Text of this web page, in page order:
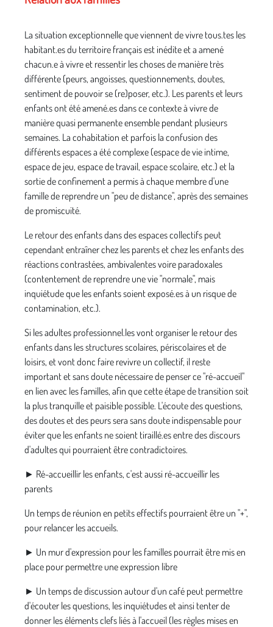
La situation exceptionnelle que viennent de vivre tous.tes les
habitant.es du territoire français est inédite et a amené
chacun.e à vivre et ressentir les choses de manière très
différente (peurs, angoisses, questionnements, doutes,
sentiment de pouvoir se (re)poser, etc.). Les parents et leurs
enfants ont été amené.es dans ce contexte à vivre de
manière quasi permanente ensemble pendant plusieurs
semaines. La cohabitation et parfois la confusion des
différents espaces a été complexe (espace de vie intime,
espace de jeu, espace de travail, espace scolaire, etc.) et la
sortie de confinement a permis à chaque membre d'une
famille de reprendre un "peu de distance", après des semaines
de promiscuité.
Le retour des enfants dans des espaces collectifs peut
cependant entraîner chez les parents et chez les enfants des
réactions contrastées, ambivalentes voire paradoxales
(contentement de reprendre une vie "normale", mais
inquiétude que les enfants soient exposé.es à un risque de
contamination, etc.).
Si les adultes professionnel.les vont organiser le retour des
enfants dans les structures scolaires, périscolaires et de
loisirs, et vont donc faire revivre un collectif, il reste
important et sans doute nécessaire de penser ce "ré-accueil"
en lien avec les familles, afin que cette étape de transition soit
la plus tranquille et paisible possible. L'écoute des questions,
des doutes et des peurs sera sans doute indispensable pour
éviter que les enfants ne soient tiraillé.es entre des discours
d'adultes qui pourraient être contradictoires.
► Ré-accueillir les enfants, c'est aussi ré-accueillir les
parents
Un temps de réunion en petits effectifs pourraient être un "+",
pour relancer les accueils.
► Un mur d'expression pour les familles pourrait être mis en
place pour permettre une expression libre
► Un temps de discussion autour d'un café peut permettre
d'écouter les questions, les inquiétudes et ainsi tenter de
donner les éléments clefs liés à l'accueil (les règles mises en